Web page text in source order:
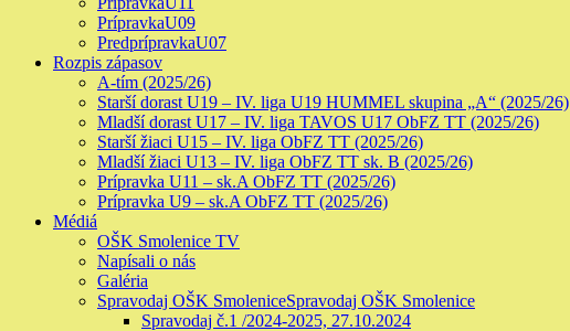
PrípravkaU09
PredprípravkaU07
Rozpis zápasov
A-tím (2025/26)
Starší dorast U19 – IV. liga U19 HUMMEL skupina „A“ (2025/26)
Mladší dorast U17 – IV. liga TAVOS U17 ObFZ TT (2025/26)
Starší žiaci U15 – IV. liga ObFZ TT (2025/26)
Mladší žiaci U13 – IV. liga ObFZ TT sk. B (2025/26)
Prípravka U11 – sk.A ObFZ TT (2025/26)
Prípravka U9 – sk.A ObFZ TT (2025/26)
Médiá
OŠK Smolenice TV
Napísali o nás
Galéria
Spravodaj OŠK SmoleniceSpravodaj OŠK Smolenice
Spravodaj č.1 /2024-2025, 27.10.2024